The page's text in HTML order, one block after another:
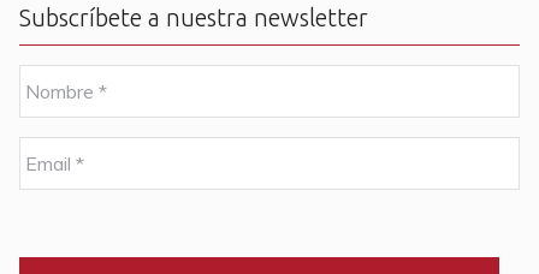
Subscríbete a nuestra newsletter
o
m
e
m
a